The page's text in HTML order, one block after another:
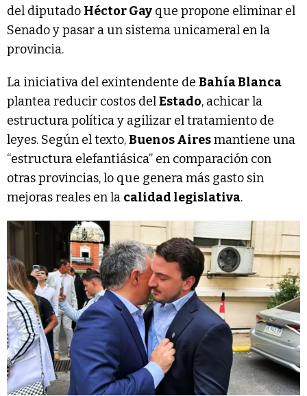
del diputado Héctor Gay que propone eliminar el
Senado y pasar a un sistema unicameral en la
provincia.
La iniciativa del exintendente de Bahía Blanca
plantea reducir costos delEstado, achicar la
estructura política y agilizar el tratamiento de
leyes. Según el texto,Buenos Airesmantiene una
“estructura elefantiásica” en comparación con
otras provincias, lo que genera más gasto sin
mejoras reales en la calidad legislativa.